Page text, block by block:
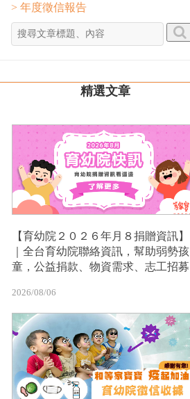
> 年度徵信報告
精選文章
【育幼院２０２６年月８捐贈資訊】
｜全台育幼院聯絡資訊，幫助弱勢孩
童，公益捐款、物資需求、志工招募
2026/08/06